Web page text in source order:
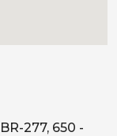
277, 650 -